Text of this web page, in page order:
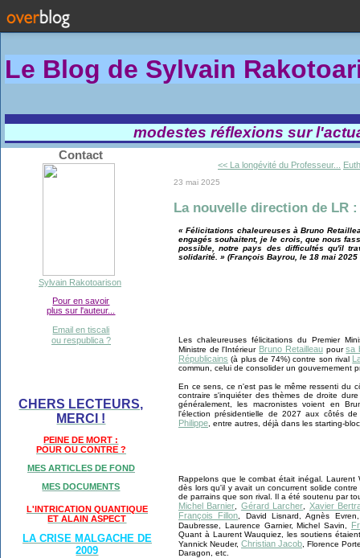
Le Blog de Sylvain Rakotoa
modestes réflexions sur
Contact
Sylvain Rakotoarison
Pour en savoir
plus sur l'auteur...
Email en tiscali
ou respublica ?
CHERS LECTEURS,
MERCI !
PEINE DE MORT :
POUR OU CONTRE ?
MES ARTICLES DE FOND
MES DOCUMENTS
L'INTRICATION QUANTIQUE
ET ALAIN ASPECT
LA CRISE MALGACHE DE
2009
<< La longévité du Professeur...
23 mai 2025
La nouvelle direction de LR
« Félicitations chaleureuses à Bruno
engagés souhaitent, je le crois, que nous
possible, notre pays des difficultés qu'il
solidarité. » (François Bayrou, le 18 mai 2025
Les chaleureuses félicitations du Premier
Ministre de l'Intérieur Bruno Retailleaupoursa
Républicains (à plus de 74%) contre son rival
commun, celui de consolider un gouvernement
En ce sens, ce n'est pas le même ressenti du
contraire s'inquiéter des thèmes de droite
généralement, les macronistes voient en
l'élection présidentielle de 2027 aux côtés
Philippe , entre autres, déjà dans les starting-
Rappelons que le combat était inégal.
dès lors qu'il y avait un concurrent solide
de parrains que son rival. Il a été soutenu par
Michel Barnier Gérard Larcher
Xavier
François Fillon , David Lisnard, Agnès
Daubresse, Laurence Garnier, Michel Savin,
Quant à Laurent Wauquiez, les soutiens
Yannick Neuder, Christian Jacob , Florence
Daragon, etc.